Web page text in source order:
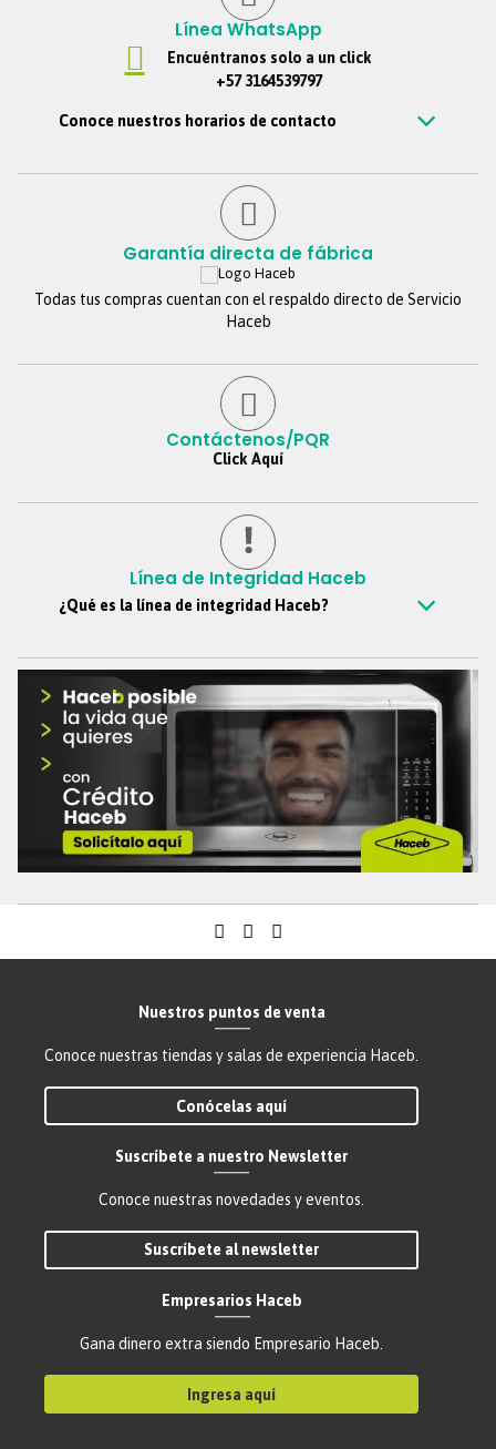
Línea WhatsApp
Encuéntranos solo a un click
+57 3164539797
Conoce nuestros horarios de contacto
am a 6 pm, Jornada continua. Domingos y festivos no se tendrá
atención. Si nos escribes por fuera de este horario, te
contestaremos tan pronto estemos de regreso.
Garantía directa de fábrica
Todas tus compras cuentan con el respaldo directo de Servicio
Haceb
Contáctenos/PQR
Click Aquí
Línea de Integridad Haceb
¿Qué es la línea de integridad Haceb?
clientes, proveedores, personas externas y demás grupos de
interés, pueden reportar de manera anónima si así lo desean,
situaciones y comportamientos que vayan en contra de los
principios y valores de Haceb, este canal nos ayuda a soportar la
cultura ética de la organización y se ciñe a las buenas prácticas de
gobierno corporativo.
018000-51-69-39
Formulario web
https://reporte.lineatransparencia.co/haceb
Correo electrónico:Lineadeintegridad@haceb.com
Nuestros puntos de venta
Conoce nuestras tiendas y salas de experiencia Haceb.
Conócelas aquí
Suscríbete a nuestro Newsletter
Conoce nuestras novedades y eventos.
Suscríbete al newsletter
Empresarios Haceb
Gana dinero extra siendo Empresario Haceb.
Ingresa aquí